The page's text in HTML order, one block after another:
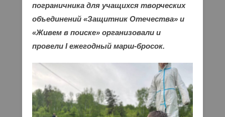
пограничника для учащихся творческих
объединений «Защитник Отечества» и
«Живем в поиске» организовали и
провели I ежегодный марш-бросок.